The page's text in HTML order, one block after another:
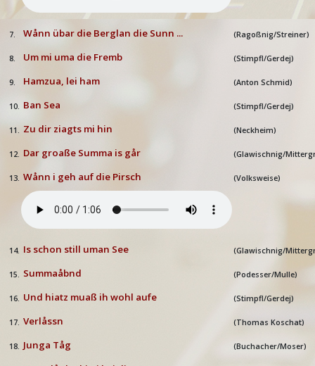
7. Wånn übar die Berglan die Sunn ... (Ragoßnig/Streiner)
8. Um mi uma die Fremb (Stimpfl/Gerdej)
9. Hamzua, lei ham (Anton Schmid)
10. Ban Sea (Stimpfl/Gerdej)
11. Zu dir ziagts mi hin (Neckheim)
12. Dar groaße Summa is går (Glawischnig/
13. Wånn i geh auf die Pirsch (Volksweise)
14. Is schon still uman See (Glawischnig/
15. Summaåbnd (Podesser/Mulle)
16. Und hiatz muaß ih wohl aufe (Stimpfl/Gerdej)
17. Verlåssn (Thomas Koschat)
18. Junga Tåg (Buchacher/Moser)